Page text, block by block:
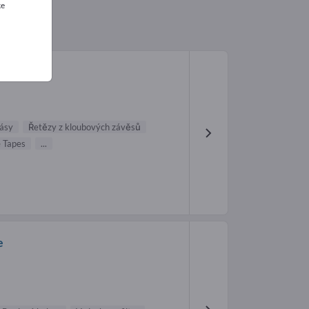
Řetězy z kloubových závěsů
...